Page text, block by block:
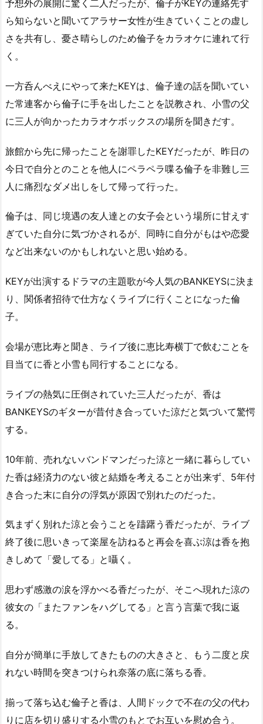
予想外の展開に驚く二人だったが、倫子がKEYの連絡先す
ら知らないと聞いてアラサー女性が生きていくことの虚し
さを共有し、憂さ晴らしのため倫子をカラオケに連れて行
く。
一方呑んべえにやって来たKEYは、倫子達の話を聞いてい
た常連客から倫子に手を出したことを説教され、小雪の父
に三人が向かったカラオケボックスの場所を聞きだす。
旅館から先に帰ったことを謝罪したKEYだったが、昨日の
今日で自分とのことを他人にペラペラ喋る倫子を非難し三
人に痛烈なダメ出しをして帰って行った。
倫子は、同じ境遇の友人達との女子会という場所に甘えす
ぎていた自分に気づかされるが、同時に自分がもはや恋愛
など出来ないのかもしれないと思い始める。
KEYが出演するドラマの主題歌が今人気のBANKEYSに決ま
り、関係者招待で仕方なくライブに行くことになった倫
子。
会場が恵比寿と聞き、ライブ後に恵比寿横丁で飲むことを
目当てに香と小雪も同行することになる。
ライブの熱気に圧倒されていた三人だったが、香は
BANKEYSのギターが昔付き合っていた涼だと気づいて驚愕
する。
10年前、売れないバンドマンだった涼と一緒に暮らしてい
た香は経済力のない彼と結婚を考えることが出来ず、5年付
き合った末に自分の浮気が原因で別れたのだった。
気まずく別れた涼と会うことを躊躇う香だったが、ライブ
終了後に思いきって楽屋を訪ねると再会を喜ぶ涼は香を抱
きしめて「愛してる」と囁く。
思わず感激の涙を浮かべる香だったが、そこへ現れた涼の
彼女の「またファンをハグしてる」と言う言葉で我に返
る。
自分が簡単に手放してきたものの大きさと、もう二度と戻
れない時間を突きつけられ奈落の底に落ちる香。
揃って落ち込む倫子と香は、人間ドックで不在の父の代わ
りに店を切り盛りする小雪のもとでお互いを慰め合う。